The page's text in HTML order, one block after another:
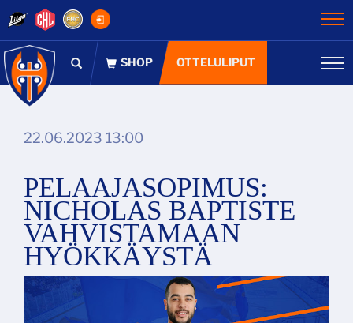
OTTELULIPUT
22.06.2023 13:00
PELAAJASOPIMUS:
NICHOLAS BAPTISTE
VAHVISTAMAAN
HYÖKKÄYSTÄ